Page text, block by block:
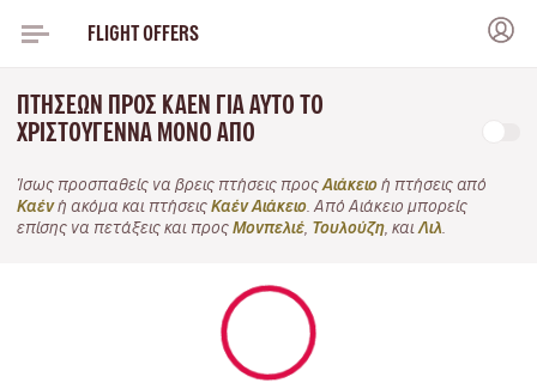
FLIGHT OFFERS
ΠΤΉΣΕΩΝ ΠΡΟΣ ΚΑΈΝ ΓΙΑ ΑΥΤΌ ΤΟ
ΧΡΙΣΤΟΎΓΕΝΝΑ ΜΌΝΟ ΑΠΌ
Ίσως προσπαθείς να βρεις πτήσεις προς Αιάκειο ή πτήσεις από
Καένή ακόμα και πτήσεις Καέν Αιάκειο . Από Αιάκειο μπορείς
επίσης να πετάξεις και προς Μονπελιέ Τουλούζη , και Λιλ